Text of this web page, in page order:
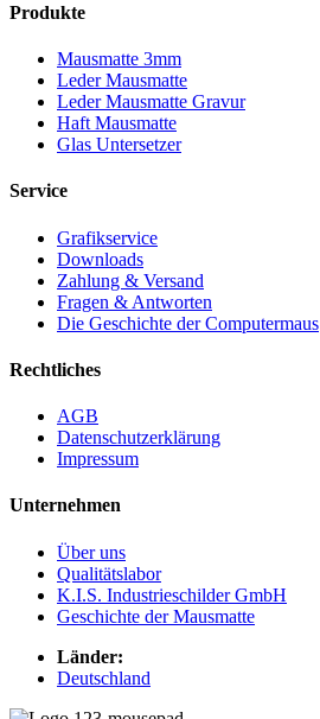
Produkte
Mausmatte 3mm
Leder Mausmatte
Leder Mausmatte Gravur
Haft Mausmatte
Glas Untersetzer
Service
Grafikservice
Downloads
Zahlung & Versand
Fragen & Antworten
Die Geschichte der Computermaus
Rechtliches
AGB
Datenschutzerklärung
Impressum
Unternehmen
Über uns
Qualitätslabor
K.I.S. Industrieschilder GmbH
Geschichte der Mausmatte
Länder:
Deutschland